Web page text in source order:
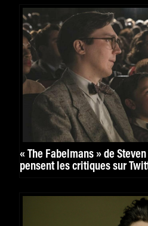
« The Fabelmans » de
pensent les critiques sur